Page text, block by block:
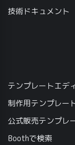
技術ドキュメント
テンプレートエデ
制作用テンプレー
公式販売テンプレ
Boothで検索